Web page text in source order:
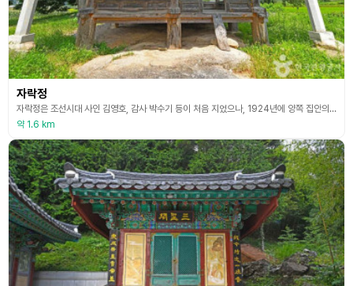
자락정
자락정은 조선시대 사인 김영호, 감사 박수기 등이 처음 지었으나, 1924년에 양쪽 집안의 후손들이 낡은 것을 고쳐 지었다. 자락정은 스스로 즐긴다는 뜻으로 자연과 더불어 살고자 했던 박기수의 심성을 잘 나타낸 말이다. 건물은 앞면 2칸, 옆면 2칸 규모이다. 아름다운 주위 경관, 풍천의 맑은 물과 섬과 같이 치솟은 석벽에 정자가 조화되어 가히 제일경으로 손꼽히고 있다.
약 1.6 km